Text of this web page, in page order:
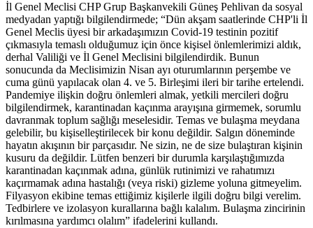
İl Genel Meclisi CHP Grup Başkanvekili Güneş Pehlivan da sosyal
medyadan yaptığı bilgilendirmede; “Dün akşam saatlerinde CHP'li İl
Genel Meclis üyesi bir arkadaşımızın Covid-19 testinin pozitif
çıkmasıyla temaslı olduğumuz için önce kişisel önlemlerimizi aldık,
derhal Valiliği ve İl Genel Meclisini bilgilendirdik. Bunun
sonucunda da Meclisimizin Nisan ayı oturumlarının perşembe ve
cuma günü yapılacak olan 4. ve 5. Birleşimi ileri bir tarihe ertelendi.
Pandemiye ilişkin doğru önlemleri almak, yetkili mercileri doğru
bilgilendirmek, karantinadan kaçınma arayışına girmemek, sorumlu
davranmak toplum sağlığı meselesidir. Temas ve bulaşma meydana
gelebilir, bu kişiselleştirilecek bir konu değildir. Salgın döneminde
hayatın akışının bir parçasıdır. Ne sizin, ne de size bulaştıran kişinin
kusuru da değildir. Lütfen benzeri bir durumla karşılaştığımızda
karantinadan kaçınmak adına, günlük rutinimizi ve rahatımızı
kaçırmamak adına hastalığı (veya riski) gizleme yoluna gitmeyelim.
Filyasyon ekibine temas ettiğimiz kişilerle ilgili doğru bilgi verelim.
Tedbirlere ve izolasyon kurallarına bağlı kalalım. Bulaşma zincirinin
kırılmasına yardımcı olalım” ifadelerini kullandı.